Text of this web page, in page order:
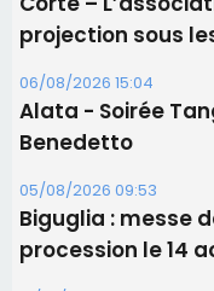
Les brèves
06/08/2026 15:57
Ucciani – Marché
11 août
06/08/2026 15:25
Corte –
projection sous